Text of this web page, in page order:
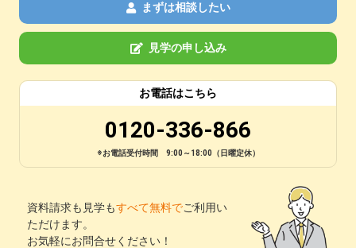
まずは相談したい
見学の申し込み
お電話はこちら
0120-336-866
※お電話受付時間 9:00～18:00（日曜定休）
資料請求も見学もすべて無料でご利用い
ただけます。
お気軽にお問合せください！